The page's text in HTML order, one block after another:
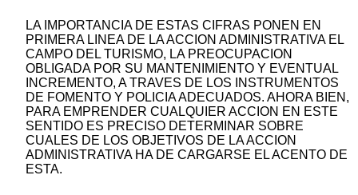
LA IMPORTANCIA DE ESTAS CIFRAS PONEN EN
PRIMERA LINEA DE LA ACCION ADMINISTRATIVA EL
CAMPO DEL TURISMO, LA PREOCUPACION
OBLIGADA POR SU MANTENIMIENTO Y EVENTUAL
INCREMENTO, A TRAVES DE LOS INSTRUMENTOS
DE FOMENTO Y POLICIA ADECUADOS. AHORA BIEN,
PARA EMPRENDER CUALQUIER ACCION EN ESTE
SENTIDO ES PRECISO DETERMINAR SOBRE
CUALES DE LOS OBJETIVOS DE LA ACCION
ADMINISTRATIVA HA DE CARGARSE EL ACENTO DE
ESTA.